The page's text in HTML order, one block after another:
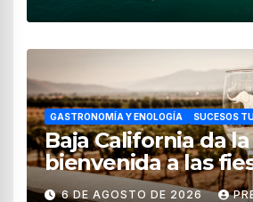
GASTRONOMÍA Y ENOLOGÍA SUCESOS
Baja California da la
bienvenida a las
vendimia 2026
6 DE AGOSTO DE 2026